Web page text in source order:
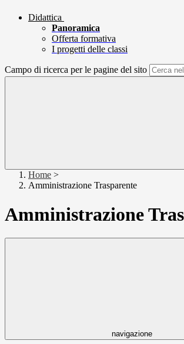
Didattica
Panoramica
Offerta formativa
I progetti delle classi
Campo di ricerca per le pagine del sito
Home >
Amministrazione Trasparente
Amministrazione
navigazione